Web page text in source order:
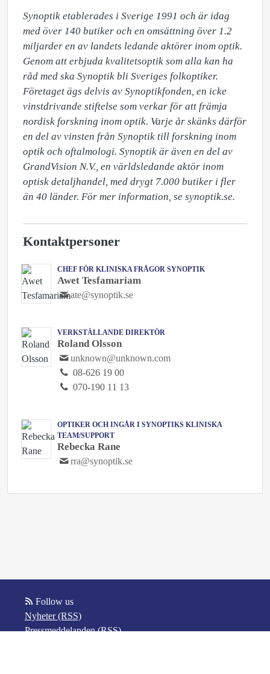
Synoptik etablerades i Sverige 1991 och är idag
med över 140 butiker och en omsättning över 1.2
miljarder en av landets ledande aktörer inom optik.
Genom att erbjuda kvalitetsoptik som alla kan ha
råd med ska Synoptik bli Sveriges folkoptiker.
Företaget ägs delvis av Synoptikfonden, en icke
vinstdrivande stiftelse som verkar för att främja
nordisk forskning inom optik. Varje år skänks därför
en del av vinsten från Synoptik till forskning inom
optik och oftalmologi. Synoptik är även en del av
GrandVision N.V., en världsledande aktör inom
optisk detaljhandel, med drygt 7.000 butiker i fler
än 40 länder. För mer information, se synoptik.se.
Kontaktpersoner
CHEF FÖR KLINISKA FRÅGOR SYNOPTIK
Awet Tesfamariam
ate@synoptik.se
VERKSTÄLLANDE DIREKTÖR
Roland Olsson
unknown@unknown.com
08-626 19 00
070-190 11 13
OPTIKER OCH INGÅR I SYNOPTIKS KLINISKA
TEAM/SUPPORT
Rebecka Rane
rra@synoptik.se
Follow us
Nyheter (RSS)
Pressmeddelanden (RSS)